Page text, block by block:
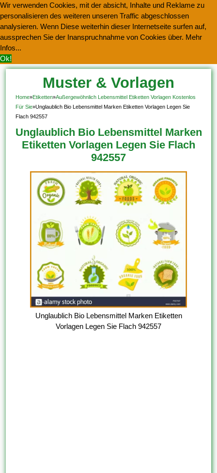
Wir verwenden Cookies, mit der absicht, Inhalte und Reklame zu
personalisieren des weiteren unseren Traffic abgeschlossen
analysieren. Wenn Diese weiterhin dieser Internetseite surfen auf,
aussprechen Sie der Inanspruchnahme von Cookies über. Mehr
Infos...
Ok!
Muster & Vorlagen
Kostenlos Herunterladen
Home»Etiketten»Außergewöhnlich Lebensmittel Etiketten Vorlagen Kostenlos
Für Sie»Unglaublich Bio Lebensmittel Marken Etiketten Vorlagen Legen Sie
Flach 942557
Unglaublich Bio Lebensmittel Marken
Etiketten Vorlagen Legen Sie Flach
942557
Unglaublich Bio Lebensmittel Marken Etiketten
Vorlagen Legen Sie Flach 942557